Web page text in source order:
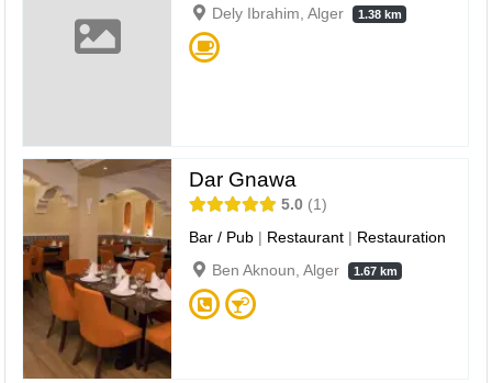
Dely Ibrahim, Alger
1.38 km
Dar Gnawa
5.0
1
Bar / Pub | Restaurant | Restauration
Ben Aknoun, Alger
1.67 km